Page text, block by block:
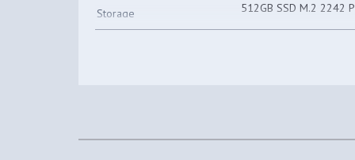
Storage 512GB SSD M.2 2242
Models with 38Wh
HDD + 1x M.2 SSD •
PCIe® 3.0 x4 slot